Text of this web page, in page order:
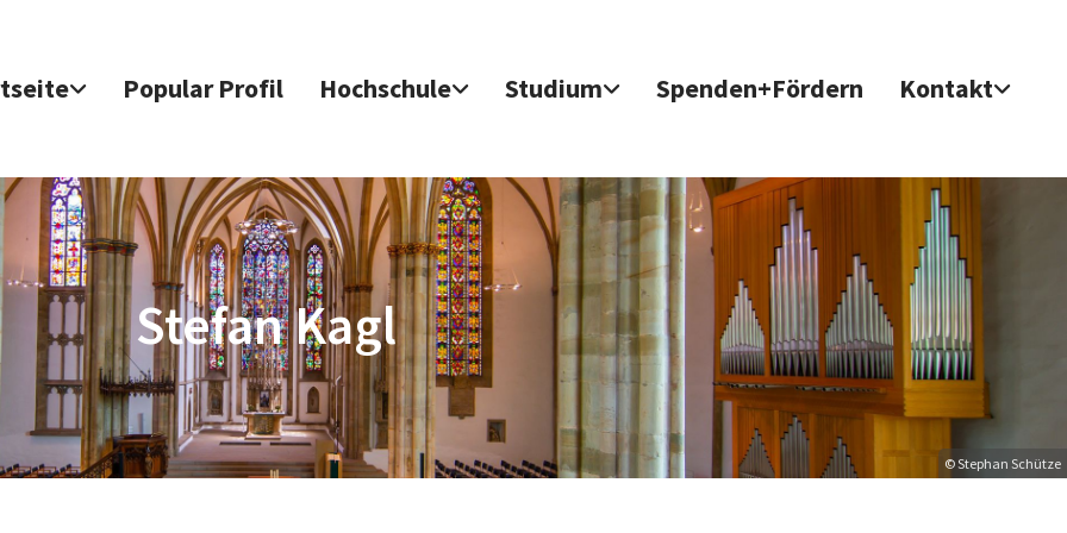
Popular Profil Hochschule Studium Spenden+Fördern Kontakt
Stefan Kagl
© Stephan Schütze